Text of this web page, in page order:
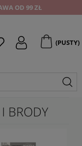
OD 99 ZŁ
(PUSTY)
BRODY